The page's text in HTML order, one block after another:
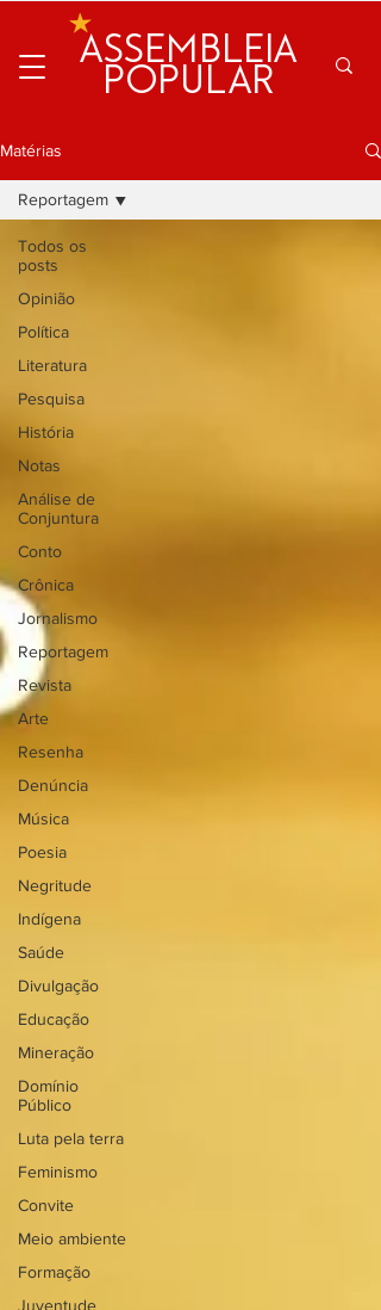
ASSEMBLEIA
POPULAR
Matérias
Todos os
posts
Opinião
Política
Literatura
Pesquisa
História
Notas
Análise de
Conjuntura
Conto
Crônica
Jornalismo
Reportagem
Revista
Arte
Resenha
Denúncia
Música
Poesia
Negritude
Indígena
Saúde
Divulgação
Educação
Mineração
Domínio
Público
Luta pela terra
Feminismo
Convite
Meio ambiente
Formação
Juventude
Reportagem